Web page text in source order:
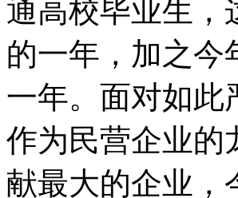
通高校毕业生，
的一年，加之今
一年。面对如此
作为民营企业的
献最大的企业，